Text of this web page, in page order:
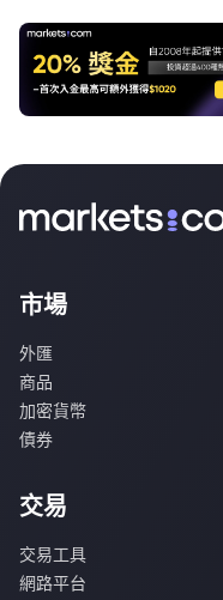
市場
外匯
商品
加密貨幣
債券
交易
交易工具
網路平台